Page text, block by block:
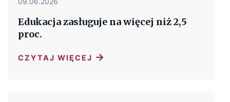
Edukacja zasługuje na więcej niż 2,5
proc.
CZYTAJ WIĘCEJ →